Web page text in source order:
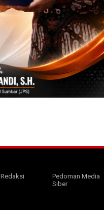
Redaksi
Pedoman Media
Siber